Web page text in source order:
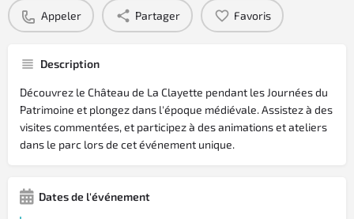
Appeler Partager Favoris
Description
Découvrez le Château de La Clayette pendant les Journées du
Patrimoine et plongez dans l'époque médiévale. Assistez à des
visites commentées, et participez à des animations et ateliers
dans le parc lors de cet événement unique.
Dates de l'événement